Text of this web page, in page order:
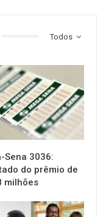
Todos
Sena 3036:
do prêmio de
milhões